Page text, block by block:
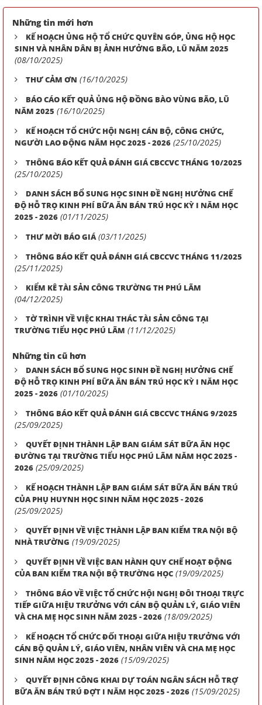
Những tin mới hơn
KẾ HOẠCH ỦNG HỘ TỔ CHỨC QUYÊN GÓP, ỦNG HỘ HỌC
SINH VÀ NHÂN DÂN BỊ ẢNH HƯỞNG BÃO, LŨ NĂM 2025
(08/10/2025)
THƯ CẢM ƠN (16/10/2025)
BÁO CÁO KẾT QUẢ ỦNG HỘ ĐỒNG BÀO VÙNG BÃO, LŨ
NĂM 2025 (16/10/2025)
KẾ HOẠCH TỔ CHỨC HỘI NGHỊ CÁN BỘ, CÔNG CHỨC,
NGƯỜI LAO ĐỘNG NĂM HỌC 2025 - 2026 (25/10/2025)
THÔNG BÁO KẾT QUẢ ĐÁNH GIÁ CBCCVC THÁNG 10/2025
(25/10/2025)
DANH SÁCH BỔ SUNG HỌC SINH ĐỀ NGHỊ HƯỞNG CHẾ
ĐỘ HỖ TRỌ KINH PHÍ BỮA ĂN BÁN TRÚ HỌC KỲ I NĂM HỌC
2025 - 2026 (01/11/2025)
THƯ MỜI BÁO GIÁ (03/11/2025)
THÔNG BÁO KẾT QUẢ ĐÁNH GIÁ CBCCVC THÁNG 11/2025
(25/11/2025)
KIỂM KÊ TÀI SẢN CÔNG TRƯỜNG TH PHÚ LÃM
(04/12/2025)
TỜ TRÌNH VỀ VIỆC KHAI THÁC TÀI SẢN CÔNG TẠI
TRƯỜNG TIỂU HỌC PHÚ LÃM (11/12/2025)
Những tin cũ hơn
DANH SÁCH BỔ SUNG HỌC SINH ĐỀ NGHỊ HƯỞNG CHẾ
ĐỘ HỖ TRỌ KINH PHÍ BỮA ĂN BÁN TRÚ HỌC KỲ I NĂM HỌC
2025 - 2026 (01/10/2025)
THÔNG BÁO KẾT QUẢ ĐÁNH GIÁ CBCCVC THÁNG 9/2025
(25/09/2025)
QUYẾT ĐỊNH THÀNH LẬP BAN GIÁM SÁT BỮA ĂN HỌC
ĐƯỜNG TẠI TRƯỜNG TIỂU HỌC PHÚ LÃM NĂM HỌC 2025 -
2026 (25/09/2025)
KẾ HOẠCH THÀNH LẬP BAN GIÁM SÁT BỮA ĂN BÁN TRÚ
CỦA PHỤ HUYNH HỌC SINH NĂM HỌC 2025 - 2026
(25/09/2025)
QUYẾT ĐỊNH VỀ VIỆC THÀNH LẬP BAN KIỂM TRA NỘI BỘ
NHÀ TRƯỜNG (19/09/2025)
QUYẾT ĐỊNH VỀ VIỆC BAN HÀNH QUY CHẾ HOẠT ĐỘNG
CỦA BAN KIỂM TRA NỘI BỘ TRƯỜNG HỌC (19/09/2025)
THÔNG BÁO VỀ VIỆC TỔ CHỨC HỘI NGHỊ ĐÔI THOẠI TRỰC
TIẾP GIỮA HIỆU TRƯỞNG VỚI CÁN BỘ QUẢN LÝ, GIÁO VIÊN
VÀ CHA MẸ HỌC SINH NĂM 2025 - 2026 (18/09/2025)
KẾ HOẠCH TỔ CHỨC ĐỐI THOẠI GIỮA HIỆU TRƯỞNG VỚI
CÁN BỘ QUẢN LÝ, GIÁO VIÊN, NHÂN VIÊN VÀ CHA MẸ HỌC
SINH NĂM HỌC 2025 - 2026 (15/09/2025)
QUYẾT ĐỊNH CÔNG KHAI DỰ TOÁN NGÂN SÁCH HỖ TRỢ
BỮA ĂN BÁN TRÚ ĐỢT I NĂM HỌC 2025 - 2026 (15/09/2025)